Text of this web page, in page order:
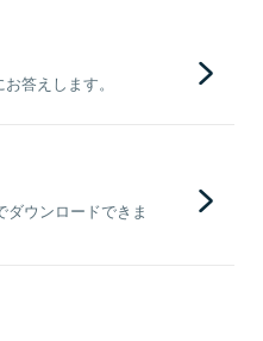
答えします。
ウンロードできま